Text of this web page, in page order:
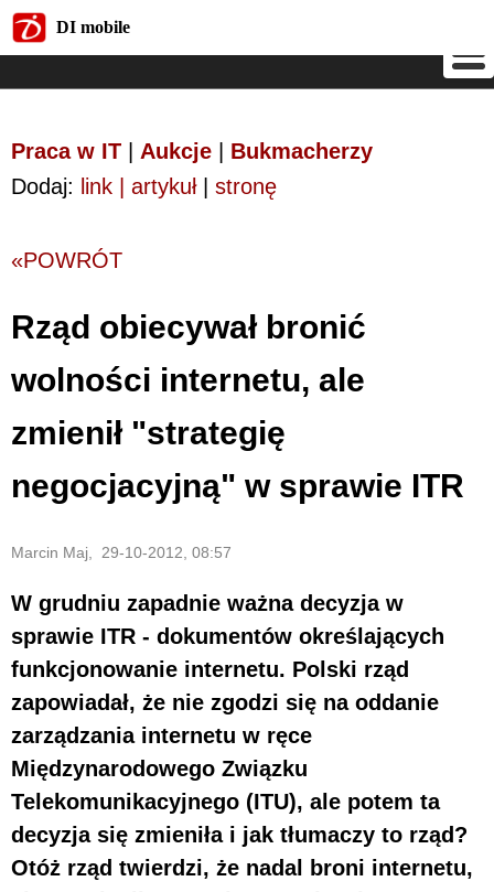
DI mobile
Praca w IT Aukcje
Bukmacherzy
Dodaj: link | artykuł| stronę
«POWRÓT
Rząd obiecywał bronić
wolności internetu, ale
zmienił "strategię
negocjacyjną" w sprawie ITR
Marcin Maj, 29-10-2012, 08:57
W grudniu zapadnie ważna decyzja w
sprawie ITR - dokumentów określających
funkcjonowanie internetu. Polski rząd
zapowiadał, że nie zgodzi się na oddanie
zarządzania internetu w ręce
Międzynarodowego Związku
Telekomunikacyjnego (ITU), ale potem ta
decyzja się zmieniła i jak tłumaczy to rząd?
Otóż rząd twierdzi, że nadal broni internetu,
DI mobile